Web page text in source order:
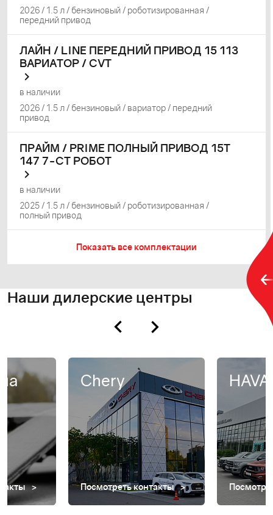
2026 / 1.5 л / бензиновый / роботизированная /
передний привод
ЛАЙН / LINE ПЕРЕДНИЙ ПРИВОД 15 113
ВАРИАТОР / CVT
2026 / 1.5 л / бензиновый / вариатор / передний
привод
в наличии
ПРАЙМ / PRIME ПОЛНЫЙ ПРИВОД 15T
147 7-СТ РОБОТ
2025 / 1.5 л / бензиновый / роботизированная /
полный привод
в наличии
Показать все комплектации
Наши дилерские центры
Chery
Посмотреть контакты